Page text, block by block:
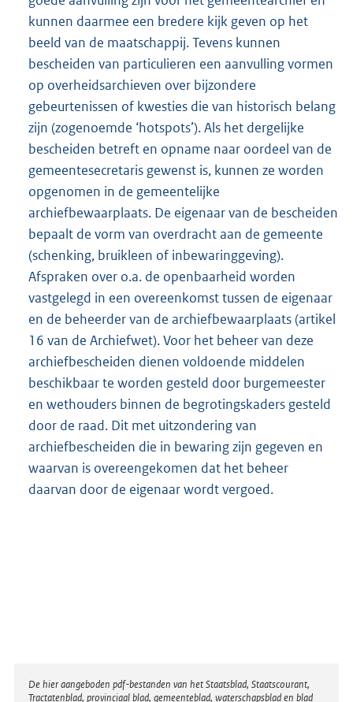
kunnen daarmee een bredere kijk geven op het
beeld van de maatschappij. Tevens kunnen
bescheiden van particulieren een aanvulling vormen
op overheidsarchieven over bijzondere
gebeurtenissen of kwesties die van historisch belang
zijn (zogenoemde ‘hotspots’). Als het dergelijke
bescheiden betreft en opname naar oordeel van de
gemeentesecretaris gewenst is, kunnen ze worden
opgenomen in de gemeentelijke
archiefbewaarplaats. De eigenaar van de bescheiden
bepaalt de vorm van overdracht aan de gemeente
(schenking, bruikleen of inbewaringgeving).
Afspraken over o.a. de openbaarheid worden
vastgelegd in een overeenkomst tussen de eigenaar
en de beheerder van de archiefbewaarplaats (artikel
16 van de Archiefwet). Voor het beheer van deze
archiefbescheiden dienen voldoende middelen
beschikbaar te worden gesteld door burgemeester
en wethouders binnen de begrotingskaders gesteld
door de raad. Dit met uitzondering van
archiefbescheiden die in bewaring zijn gegeven en
waarvan is overeengekomen dat het beheer
daarvan door de eigenaar wordt vergoed.
Disclaimer
De hier aangeboden pdf-bestanden van het Staatsblad, Staatscourant,
Tractatenblad, provinciaal blad, gemeenteblad, waterschapsblad en blad